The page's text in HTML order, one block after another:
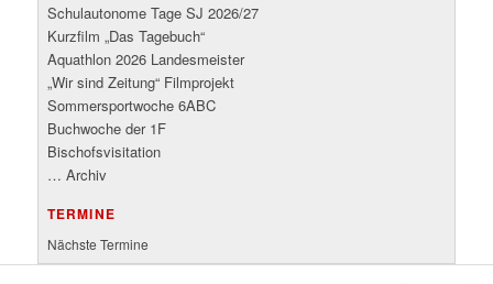
Schulautonome Tage SJ 2026/27
Kurzfilm „Das Tagebuch“
Aquathlon 2026 Landesmeister
„Wir sind Zeitung“ Filmprojekt
Sommersportwoche 6ABC
Buchwoche der 1F
Bischofsvisitation
… Archiv
TERMINE
Nächste Termine